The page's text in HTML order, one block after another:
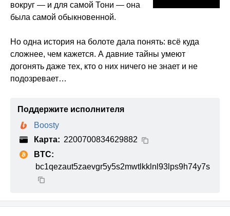
вокруг — и для самой Тони — она
была самой обыкновенной.
Но одна история на болоте дала понять: всё куда
сложнее, чем кажется. А давние тайны умеют
догонять даже тех, кто о них ничего не знает и не
подозревает…
Поддержите исполнителя
Boosty
Карта: 2200700834629882
BTC:
bc1qezaut5zaevgr5y5s2mwtlkklnl93lps9h74y7s